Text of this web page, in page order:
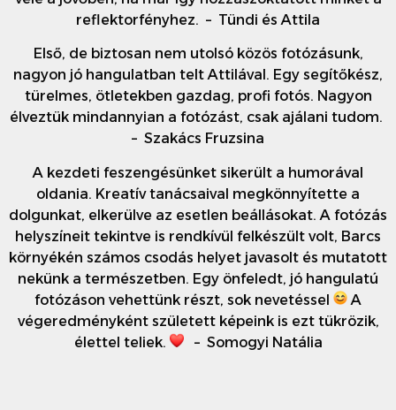
reflektorfényhez. – Tündi és Attila
Első, de biztosan nem utolsó közös fotózásunk,
nagyon jó hangulatban telt Attilával. Egy segítőkész,
türelmes, ötletekben gazdag, profi fotós. Nagyon
élveztük mindannyian a fotózást, csak ajálani tudom.
– Szakács Fruzsina
A kezdeti feszengésünket sikerült a humorával
oldania. Kreatív tanácsaival megkönnyítette a
dolgunkat, elkerülve az esetlen beállásokat. A fotózás
helyszíneit tekintve is rendkívül felkészült volt, Barcs
környékén számos csodás helyet javasolt és mutatott
nekünk a természetben. Egy önfeledt, jó hangulatú
fotózáson vehettünk részt, sok nevetéssel
A
végeredményként született képeink is ezt tükrözik,
élettel teliek.
– Somogyi Natália